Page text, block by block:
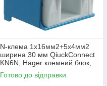
N-клема 1x16мм2+5x4мм2
ширина 30 мм QiuckConnect
KN6N, Hager клемний блок,
для щита Хагер, боксу, шафи
Готово до відправки